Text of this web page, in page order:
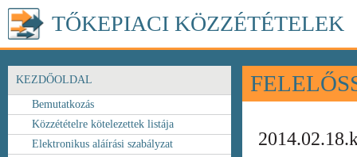
TŐKEPIACI KÖZZÉTÉTELEK
KEZDŐOLDAL
Bemutatkozás
Közzétételre kötelezettek listája
Elektronikus aláírási szabályzat